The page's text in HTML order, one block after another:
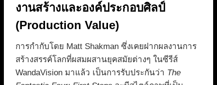
งานสร้างและองค์ประกอบศิลป์
(Production Value)
การกำกับโดย Matt Shakman ซึ่งเคยฝากผลงานการ
สร้างสรรค์โลกที่ผสมผสานยุคสมัยต่างๆ ในซีรีส์
WandaVision มาแล้ว เป็นการรับประกันว่า The